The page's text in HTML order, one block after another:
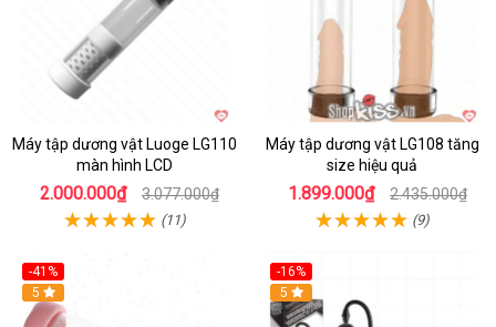
Máy tập dương vật Luoge LG110
màn hình LCD
2.000.000₫ 3.077.000₫
(11)
Máy tập dương vật LG108 tăng
size hiệu quả
1.899.000₫ 2.435.000₫
(9)
-41%
Hot
5
-16%
Hot
5